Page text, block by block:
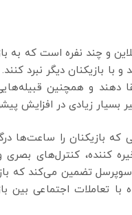
و چند نفره است که به
دیگر نبرد کنند.
دهند و همچنین
بسیار زیادی در افزایش
که بازیکنان را ساعت‌ها
کننده، کنترل‌های
تضمین می‌کند که
با تعاملات اجتماعی